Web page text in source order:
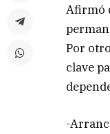
Afirmó
Por
clave
-